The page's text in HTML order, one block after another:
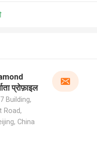
प्रोफ़ाइल
Building,
Road,
China